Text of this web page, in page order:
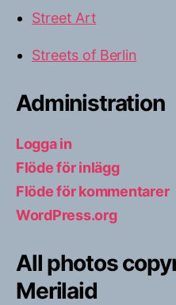
Street Art
Streets of Berlin
Administration
Logga in
Flöde för inlägg
Flöde för kommentarer
WordPress.org
All photos
Merilaid